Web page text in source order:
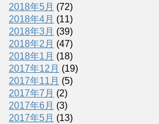
2018年5月 (72)
2018年4月 (11)
2018年3月 (39)
2018年2月 (47)
2018年1月 (18)
2017年12月 (19)
2017年11月 (5)
2017年7月 (2)
2017年6月 (3)
2017年5月 (13)